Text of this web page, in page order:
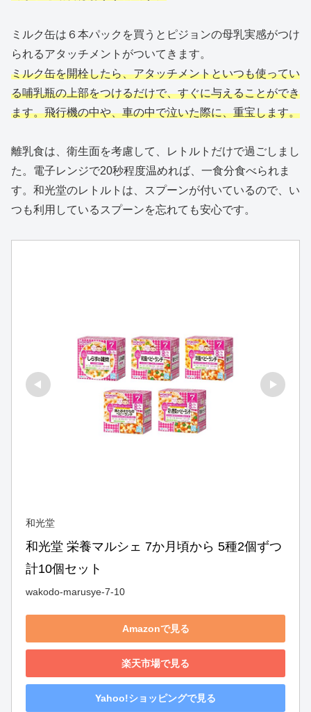
ミルク缶は６本パックを買うとピジョンの母乳実感がつけ
られるアタッチメントがついてきます。
ミルク缶を開栓したら、アタッチメントといつも使ってい
る哺乳瓶の上部をつけるだけで、すぐに与えることができ
ます。飛行機の中や、車の中で泣いた際に、重宝します。
離乳食は、衛生面を考慮して、レトルトだけで過ごしまし
た。電子レンジで20秒程度温めれば、一食分食べられま
す。和光堂のレトルトは、スプーンが付いているので、い
つも利用しているスプーンを忘れても安心です。
和光堂
和光堂 栄養マルシェ 7か月頃から 5種2個ずつ
計10個セット
wakodo-marusye-7-10
Amazonで見る
楽天市場で見る
Yahoo!ショッピングで見る